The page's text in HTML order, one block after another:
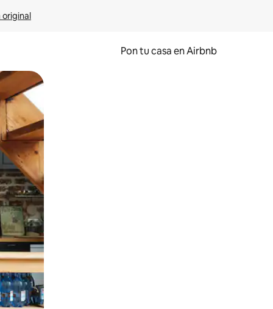
original
Pon tu casa en Airbnb
desliza el dedo.